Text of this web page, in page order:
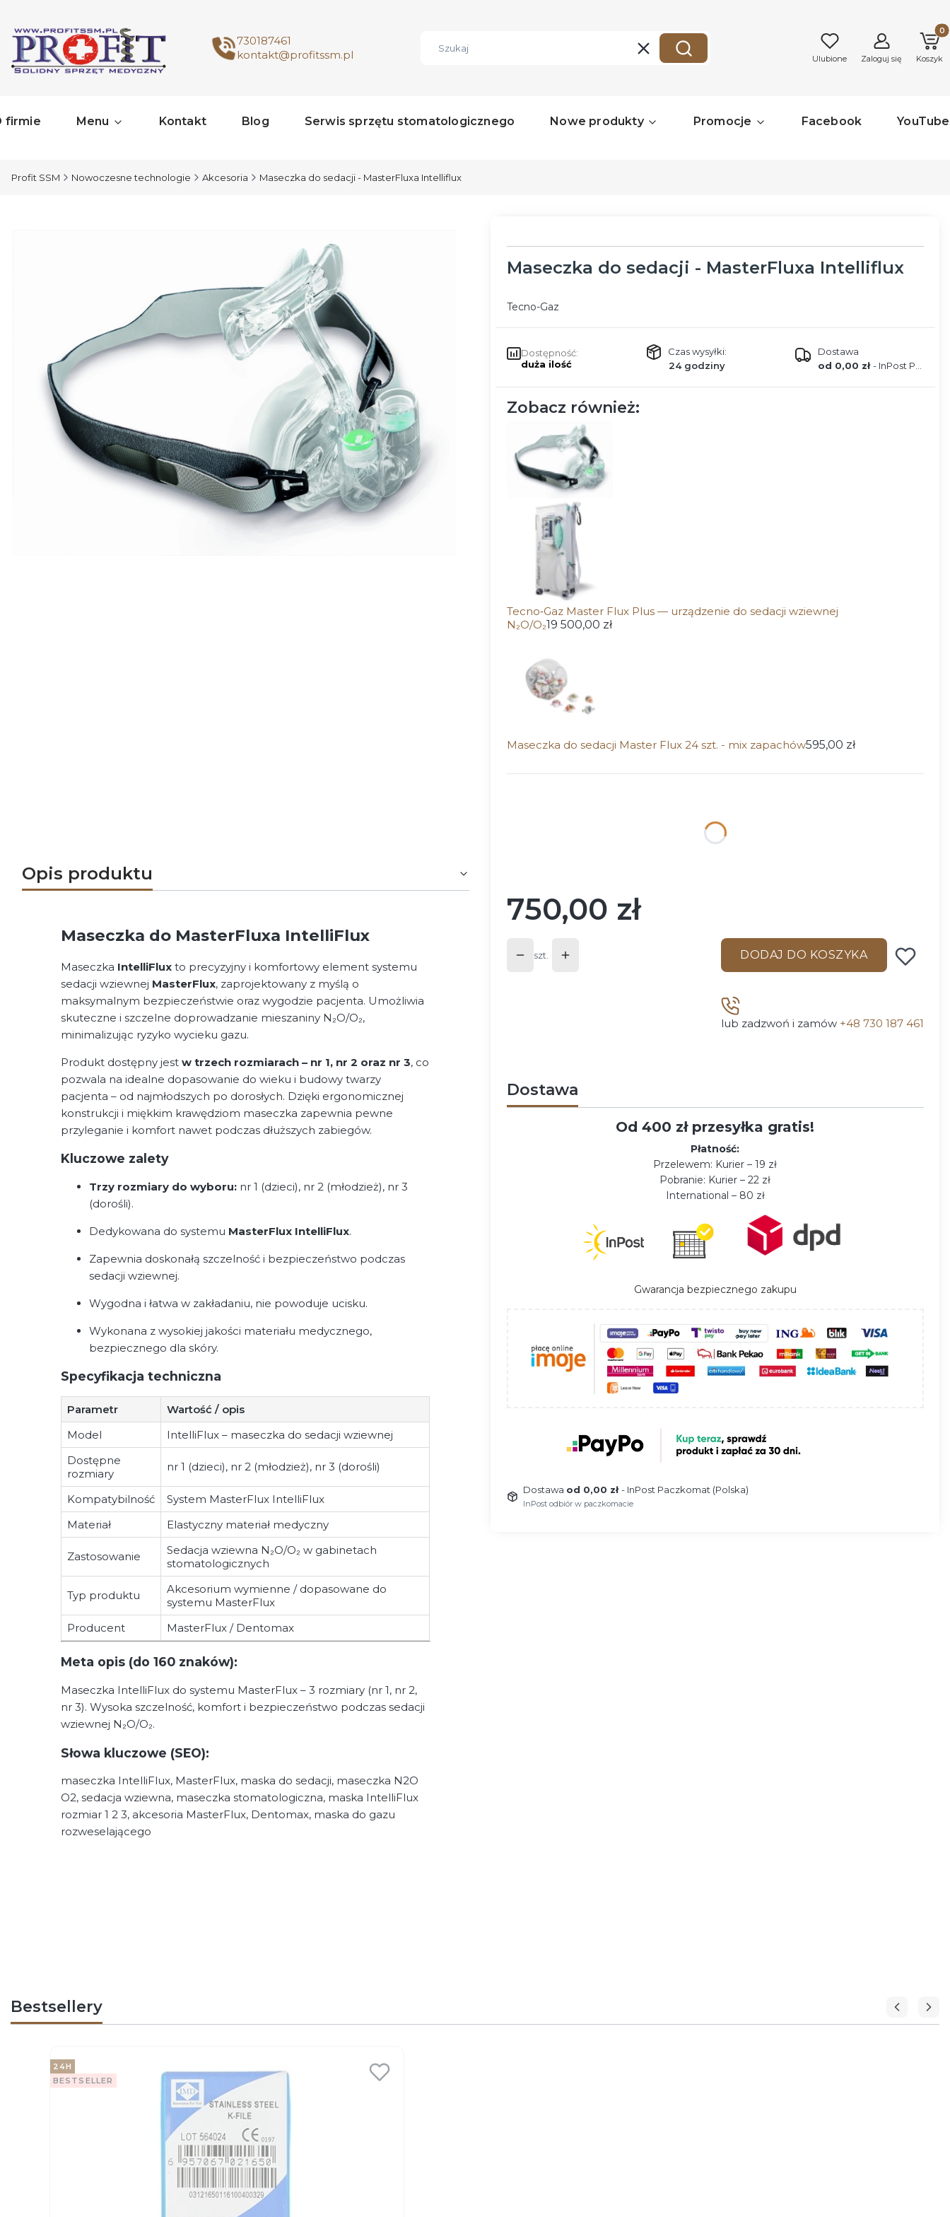
730187461
kontakt@profitssm.pl
WyczyśćSzukaj Ulubione Zaloguj się Koszyk
firmie Menu Kontakt Blog Serwis sprzętu stomatologicznego Nowe produkty Promocje Facebook YouTube
Profit SSM Nowoczesne technologie Akcesoria Maseczka do sedacji - MasterFluxa Intelliflux
Maseczka do sedacji - MasterFluxa Intelliflux
Tecno-Gaz
Dostępność:
duża ilość
Czas wysyłki:
24 godziny
Dostawa
od 0,00 zł- InPost Paczkomat (Polska)
Zobacz również:
Tecno‑Gaz Master Flux Plus — urządzenie do sedacji wziewnej
N₂O/O₂19 500,00 zł
Maseczka do sedacji Master Flux 24 szt. - mix zapachów595,00 zł
Cena
750,00 zł
szt. DODAJ DO KOSZYKA
lub zadzwoń i zamów +48 730 187 461
Dostawa
Od 400 zł przesyłka gratis!
Płatność:
Przelewem: Kurier – 19 zł
Pobranie: Kurier – 22 zł
International – 80 zł
Gwarancja bezpiecznego zakupu
Dostawa od 0,00 zł- InPost Paczkomat (Polska)
InPost odbiór w paczkomacie
Opis produktu
Maseczka do MasterFluxa IntelliFlux
Maseczka IntelliFlux to precyzyjny i komfortowy element systemu
sedacji wziewnej MasterFlux, zaprojektowany z myślą o
maksymalnym bezpieczeństwie oraz wygodzie pacjenta. Umożliwia
skuteczne i szczelne doprowadzanie mieszaniny N₂O/O₂,
minimalizując ryzyko wycieku gazu.
Produkt dostępny jestw trzech rozmiarach – nr 1, nr 2 oraz nr 3, co
pozwala na idealne dopasowanie do wieku i budowy twarzy
pacjenta – od najmłodszych po dorosłych. Dzięki ergonomicznej
konstrukcji i miękkim krawędziom maseczka zapewnia pewne
przyleganie i komfort nawet podczas dłuższych zabiegów.
Kluczowe zalety
Trzy rozmiary do wyboru: nr 1 (dzieci), nr 2 (młodzież), nr 3
(dorośli).
Dedykowana do systemu MasterFlux IntelliFlux.
Zapewnia doskonałą szczelność i bezpieczeństwo podczas
sedacji wziewnej.
Wygodna i łatwa w zakładaniu, nie powoduje ucisku.
Wykonana z wysokiej jakości materiału medycznego,
bezpiecznego dla skóry.
Specyfikacja techniczna
Parametr
Wartość / opis
Model
IntelliFlux – maseczka do sedacji wziewnej
Dostępne
rozmiary
nr 1 (dzieci), nr 2 (młodzież), nr 3 (dorośli)
Kompatybilność
System MasterFlux IntelliFlux
Materiał
Elastyczny materiał medyczny
Zastosowanie
Sedacja wziewna N₂O/O₂ w gabinetach
stomatologicznych
Typ produktu
Akcesorium wymienne / dopasowane do
systemu MasterFlux
Producent
MasterFlux / Dentomax
Meta opis (do 160 znaków):
Maseczka IntelliFlux do systemu MasterFlux – 3 rozmiary (nr 1, nr 2,
nr 3). Wysoka szczelność, komfort i bezpieczeństwo podczas sedacji
wziewnej N₂O/O₂.
Słowa kluczowe (SEO):
maseczka IntelliFlux, MasterFlux, maska do sedacji, maseczka N2O
O2, sedacja wziewna, maseczka stomatologiczna, maska IntelliFlux
rozmiar 1 2 3, akcesoria MasterFlux, Dentomax, maska do gazu
rozweselającego
Bestsellery
24H
BESTSELLER